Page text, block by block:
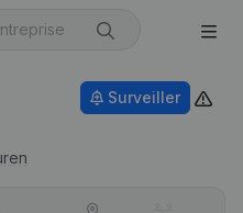
Surveiller